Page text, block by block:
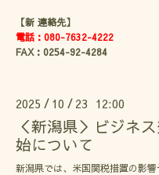
【新 連絡先】
電話：080-7632-4222
FAX：0254-92-4284
2025 / 10 / 23 12:00
＜新潟県＞ビジネ
始について
新潟県では、米国関税措置の影